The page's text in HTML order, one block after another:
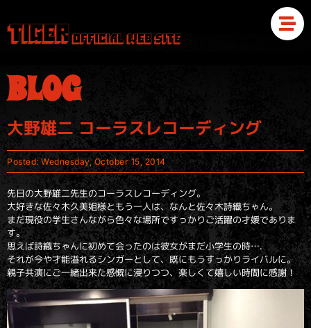
BLOG
大野雄二 コーラスレコーディング
Posted:Wednesday, October 15, 2014
先日の大野雄二先生のコーラスレコーディング。
大好きな佐々木久美姐様ともう一人は、なんと佐々木詩織ちゃん。
まだ現役の学生さんながら色々な場所ですっかりご活躍の才媛でありま
す。
思えば詩織ちゃんに初めて会ったのは彼女がまだ小学生の時….
それが今や才能溢れるシンガーとして、既にもうすっかりライバルに。
親子共演にご一緒出来た感慨に浸りつつ、楽しくて嬉しい時間に感謝！